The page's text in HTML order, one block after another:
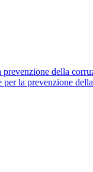
della
per la prevenzione